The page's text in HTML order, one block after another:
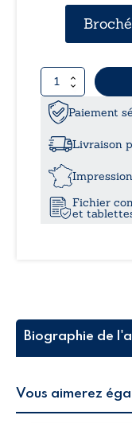
Broché
quantité
de
Vivre
sous
l’influence
pervers
narcissique
enfance
Paiement
Livraison
Fichier
et
Biographie de
Vous aimerez